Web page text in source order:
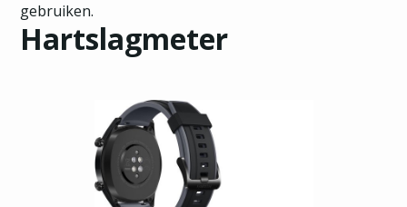
gebruiken.
Hartslagmeter